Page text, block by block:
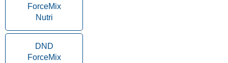
ForceMix
Nutri
DND
ForceMix